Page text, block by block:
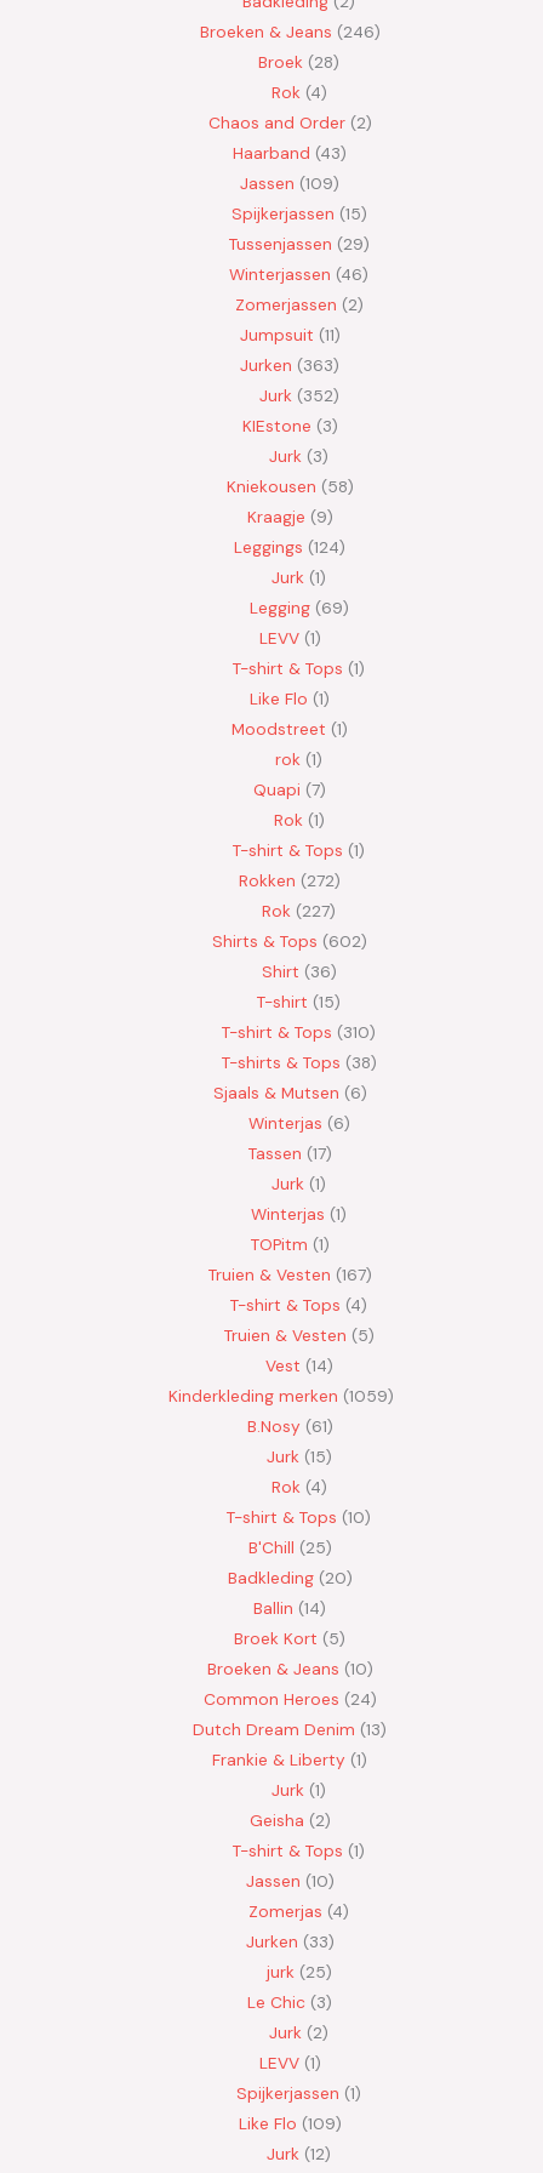
Broeken & Jeans 246
Broek 28
Rok 4
Chaos and Order 2
Haarband 43
Jassen 109
Spijkerjassen 15
Tussenjassen 29
Winterjassen 46
Zomerjassen 2
Jumpsuit 11
Jurken 363
Jurk 352
KIEstone 3
Jurk 3
Kniekousen 58
Kraagje 9
Leggings 124
Jurk 1
Legging 69
LEVV 1
T-shirt & Tops 1
Like Flo 1
Moodstreet 1
rok 1
Quapi 7
Rok 1
T-shirt & Tops 1
Rokken 272
Rok 227
Shirts & Tops 602
Shirt 36
T-shirt 15
T-shirt & Tops 310
T-shirts & Tops 38
Sjaals & Mutsen 6
Winterjas 6
Tassen 17
Jurk 1
Winterjas 1
TOPitm 1
Truien & Vesten 167
T-shirt & Tops 4
Truien & Vesten 5
Vest 14
Kinderkleding merken 1059
B.Nosy 61
Jurk 15
Rok 4
T-shirt & Tops 10
B'Chill 25
Badkleding 20
Ballin 14
Broek Kort 5
Broeken & Jeans 10
Common Heroes 24
Dutch Dream Denim 13
Frankie & Liberty 1
Jurk 1
Geisha 2
T-shirt & Tops 1
Jassen 10
Zomerjas 4
Jurken 33
jurk 25
Le Chic 3
Jurk 2
LEVV 1
Spijkerjassen 1
Like Flo 109
Jurk 12